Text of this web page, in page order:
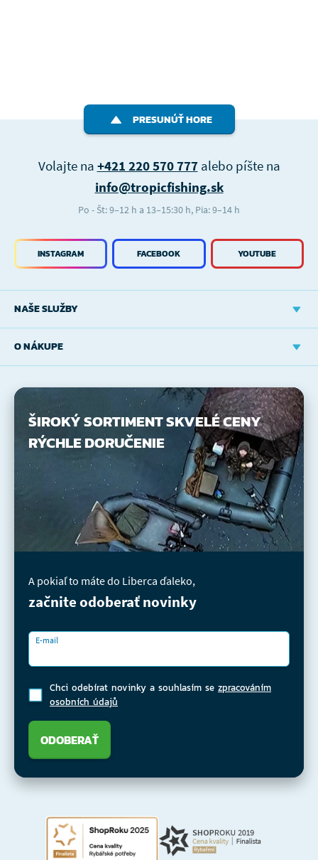
PRESUNÚŤ HORE
NAŠE SLUŽBY
O NÁKUPE
INSTAGRAM FACEBOOK YOUTUBE
Volajte na +421 220 570 777alebo píšte na
info@tropicfishing.sk
Po - Št: 9–12 h a 13–15:30 h, Pia: 9–14 h
ŠIROKÝ SORTIMENTSKVELÉ CENY
RÝCHLE DORUČENIE
A pokiaľ to máte do Liberca ďaleko,
začnite odoberať novinky
E-mail
Chci odebírat novinky a souhlasím se zpracováním
osobních údajů
ODOBERAŤ